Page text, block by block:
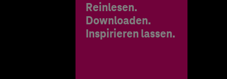
Reinlesen.
Downloaden.
Inspirieren lassen.